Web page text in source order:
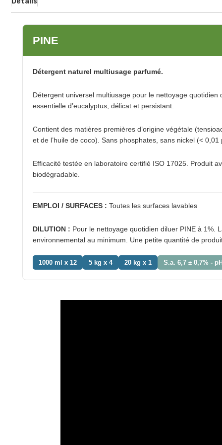
PINE
Détergent naturel multiusage parfumé.
Détergent universel multiusage pour le nettoyage
essentielle d’eucalyptus, délicat et persistant.
Contient des matières premières d’origine végétale
et de l’huile de coco). Sans phosphates, sans nickel (<
Efficacité testée en laboratoire certifié ISO 17025. Produit
biodégradable.
EMPLOI / SURFACES : Toutes les surfaces lavables
DILUTION : Pour le nettoyage quotidien diluer PINE à 1%.
environnemental au minimum. Une petite quantité de
1000 ml x 12 5 kg x 4 20 kg x 1 S.a. 6,7 ± 0,7% -